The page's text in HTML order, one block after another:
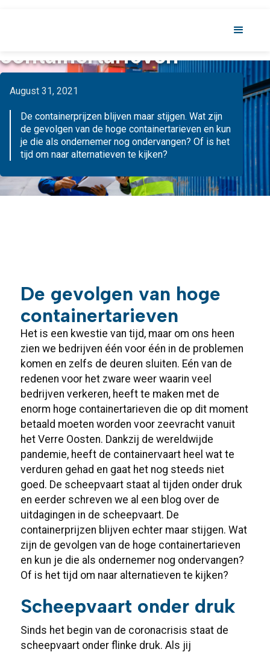
containertarieven
August 31, 2021
De containerprijzen blijven maar stijgen. Wat zijn
de gevolgen van de hoge containertarieven en kun
je die als ondernemer nog ondervangen? Of is het
tijd om naar alternatieven te kijken?
De gevolgen van hoge
containertarieven
Het is een kwestie van tijd, maar om ons heen
zien we bedrijven één voor één in de problemen
komen en zelfs de deuren sluiten. Eén van de
redenen voor het zware weer waarin veel
bedrijven verkeren, heeft te maken met de
enorm hoge containertarieven die op dit moment
betaald moeten worden voor zeevracht vanuit
het Verre Oosten. Dankzij de wereldwijde
pandemie, heeft de containervaart heel wat te
verduren gehad en gaat het nog steeds niet
goed. De scheepvaart staat al tijden onder druk
en eerder schreven we al een blog over de
uitdagingen in de scheepvaart. De
containerprijzen blijven echter maar stijgen. Wat
zijn de gevolgen van de hoge containertarieven
en kun je die als ondernemer nog ondervangen?
Of is het tijd om naar alternatieven te kijken?
Scheepvaart onder druk
Sinds het begin van de coronacrisis staat de
scheepvaart onder flinke druk. Als jij